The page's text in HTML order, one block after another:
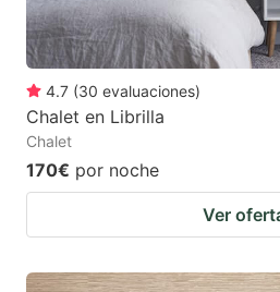
4.7 (30 evaluaciones)
Chalet en Librilla
Chalet
170€ por noche
Ver